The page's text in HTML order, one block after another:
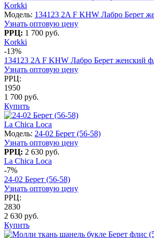
Korkki
Модель: 134123 2A F KHW Лабро Берет
Узнать оптовую цену
РРЦ: 1 700 руб.
Korkki
-13%
134123 2A F KHW Лабро Берет женский
Узнать оптовую цену
РРЦ:
1950
1 700 руб.
Купить
La Chica Loca
Модель: 24-02 Берет (56-58)
Узнать оптовую цену
РРЦ: 2 630 руб.
La Chica Loca
-7%
24-02 Берет (56-58)
Узнать оптовую цену
РРЦ:
2830
2 630 руб.
Купить